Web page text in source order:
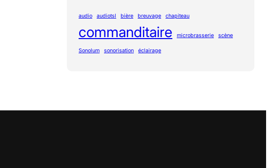
audio audiotsl bière breuvage chapiteau
commanditaire microbrasserie scène
Sonolum sonorisation éclairage